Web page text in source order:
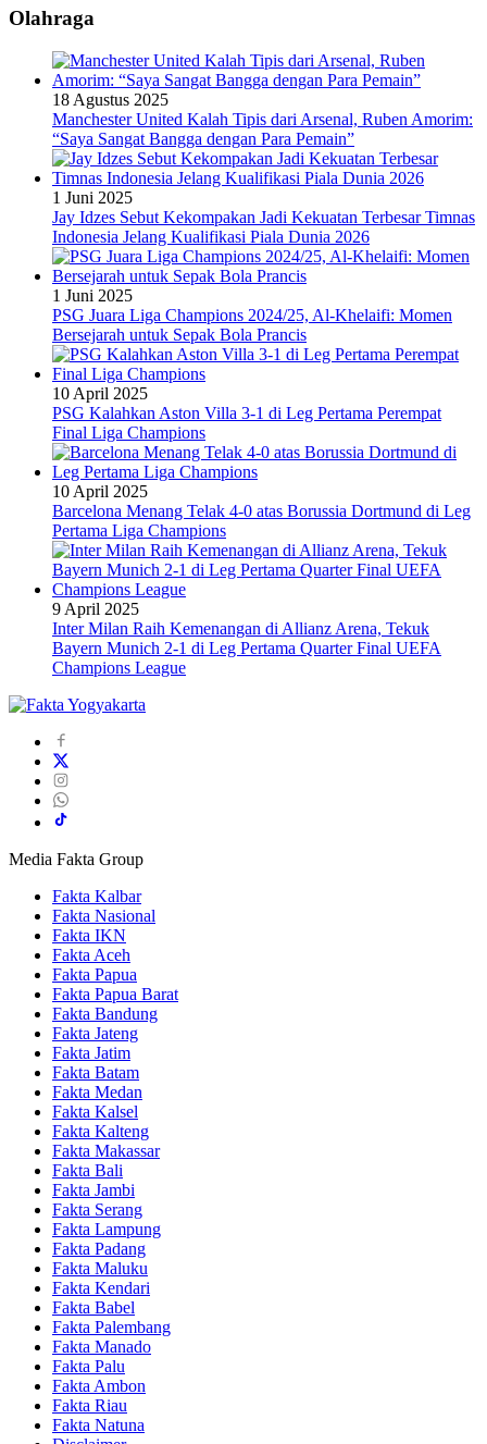
Olahraga
18 Agustus 2025
Manchester United Kalah Tipis dari Arsenal, Ruben Amorim:
“Saya Sangat Bangga dengan Para Pemain”
1 Juni 2025
Jay Idzes Sebut Kekompakan Jadi Kekuatan Terbesar Timnas
Indonesia Jelang Kualifikasi Piala Dunia 2026
1 Juni 2025
PSG Juara Liga Champions 2024/25, Al-Khelaifi: Momen
Bersejarah untuk Sepak Bola Prancis
10 April 2025
PSG Kalahkan Aston Villa 3-1 di Leg Pertama Perempat
Final Liga Champions
10 April 2025
Barcelona Menang Telak 4-0 atas Borussia Dortmund di Leg
Pertama Liga Champions
9 April 2025
Inter Milan Raih Kemenangan di Allianz Arena, Tekuk
Bayern Munich 2-1 di Leg Pertama Quarter Final UEFA
Champions League
Media Fakta Group
Fakta Kalbar
Fakta Nasional
Fakta IKN
Fakta Aceh
Fakta Papua
Fakta Papua Barat
Fakta Bandung
Fakta Jateng
Fakta Jatim
Fakta Batam
Fakta Medan
Fakta Kalsel
Fakta Kalteng
Fakta Makassar
Fakta Bali
Fakta Jambi
Fakta Serang
Fakta Lampung
Fakta Padang
Fakta Maluku
Fakta Kendari
Fakta Babel
Fakta Palembang
Fakta Manado
Fakta Palu
Fakta Ambon
Fakta Riau
Fakta Natuna